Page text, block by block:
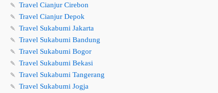
🍡 Travel Cianjur Cirebon
🍡 Travel Cianjur Depok
🍡 Travel Sukabumi Jakarta
🍡 Travel Sukabumi Bandung
🍡 Travel Sukabumi Bogor
🍡 Travel Sukabumi Bekasi
🍡 Travel Sukabumi Tangerang
🍡 Travel Sukabumi Jogja